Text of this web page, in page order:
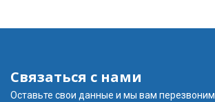
Связаться с нами
Оставьте свои данные и мы вам перезвоним